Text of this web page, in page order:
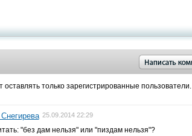
оставлять только зарегистрированные пользователи.
25.09.2014 22:29
"без дам нельзя" или "пиздам нельзя"?